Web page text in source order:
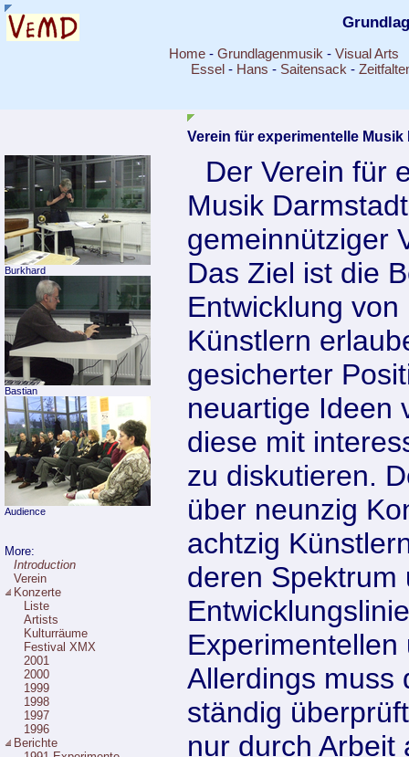
Home- Grundlagenmusik - Visual Arts
Essel - Hans - Saitensack -
Burkhard
Bastian
Audience
More:
Introduction
Verein
Konzerte
Liste
Artists
Kulturräume
Festival XMX
2001
2000
1999
1998
1997
1996
Berichte
Verein für experimentelle Musik
Der Verein für
Musik
gemeinnütziger
Das Ziel ist die
Entwicklung
Künstlern
gesicherter
neuartige Ideen
diese mit
zu diskutieren.
über neunzig
achtzig
deren Spektrum
Allerdings muss
ständig
nur durch Arbeit